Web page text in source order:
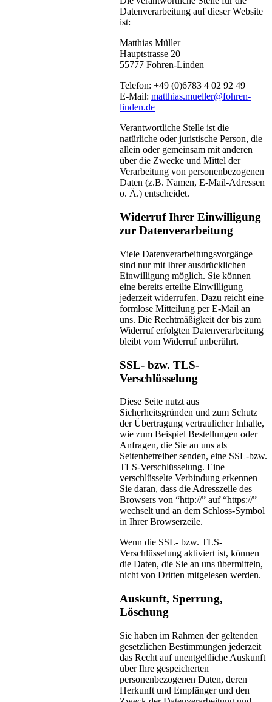
Datenverarbeitung auf dieser Website
ist:
Matthias Müller
Hauptstrasse 20
55777 Fohren-Linden
Telefon: +49 (0)6783 4 02 92 49
E-Mail: matthias.mueller@fohren-
linden.de
Verantwortliche Stelle ist die
natürliche oder juristische Person, die
allein oder gemeinsam mit anderen
über die Zwecke und Mittel der
Verarbeitung von personenbezogenen
Daten (z.B. Namen, E-Mail-Adressen
o. Ä.) entscheidet.
Widerruf Ihrer Einwilligung
zur Datenverarbeitung
Viele Datenverarbeitungsvorgänge
sind nur mit Ihrer ausdrücklichen
Einwilligung möglich. Sie können
eine bereits erteilte Einwilligung
jederzeit widerrufen. Dazu reicht eine
formlose Mitteilung per E-Mail an
uns. Die Rechtmäßigkeit der bis zum
Widerruf erfolgten Datenverarbeitung
bleibt vom Widerruf unberührt.
SSL- bzw. TLS-
Verschlüsselung
Diese Seite nutzt aus
Sicherheitsgründen und zum Schutz
der Übertragung vertraulicher Inhalte,
wie zum Beispiel Bestellungen oder
Anfragen, die Sie an uns als
Seitenbetreiber senden, eine SSL-bzw.
TLS-Verschlüsselung. Eine
verschlüsselte Verbindung erkennen
Sie daran, dass die Adresszeile des
Browsers von “http://” auf “https://”
wechselt und an dem Schloss-Symbol
in Ihrer Browserzeile.
Wenn die SSL- bzw. TLS-
Verschlüsselung aktiviert ist, können
die Daten, die Sie an uns übermitteln,
nicht von Dritten mitgelesen werden.
Auskunft, Sperrung,
Löschung
Sie haben im Rahmen der geltenden
gesetzlichen Bestimmungen jederzeit
das Recht auf unentgeltliche Auskunft
über Ihre gespeicherten
personenbezogenen Daten, deren
Herkunft und Empfänger und den